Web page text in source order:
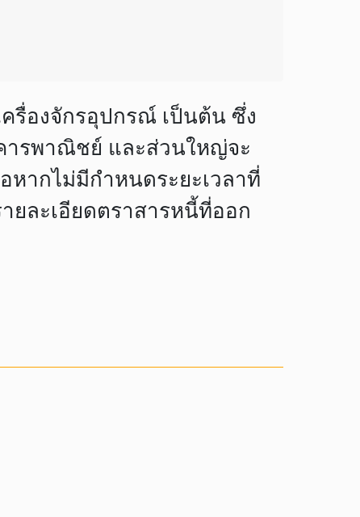
รื่องจักรอุปกรณ์ เป็นต้น ซึ่ง
ารพาณิชย์ และส่วนใหญ่จะ
หากไม่มีกำหนดระยะเวลาที่
ยละเอียดตราสารหนี้ที่ออก